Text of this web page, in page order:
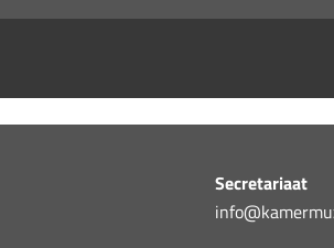
Secretariaat